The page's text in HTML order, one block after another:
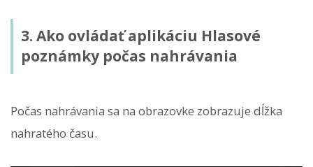
3. Ako ovládať aplikáciu Hlasové
poznámky počas nahrávania
Počas nahrávania sa na obrazovke zobrazuje dĺžka
nahratého času.